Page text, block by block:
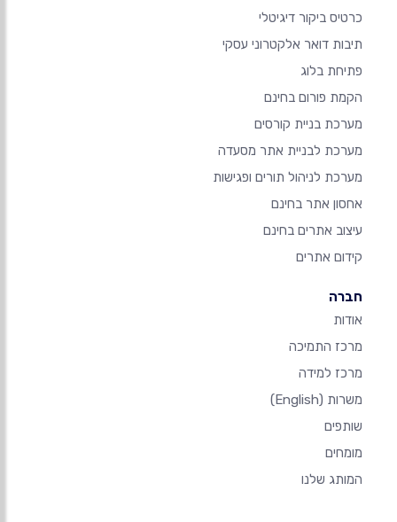
כרטיס ביקור דיגיטלי
תיבות דואר אלקטרוני עסקי
פתיחת בלוג
הקמת פורום בחינם
מערכת בניית קורסים
מערכת לבניית אתר מסעדה
מערכת לניהול תורים ופגישות
אחסון אתר בחינם
עיצוב אתרים בחינם
קידום אתרים
חברה
אודות
מרכז התמיכה
מרכז למידה
משרות (English)
שותפים
מומחים
המותג שלנו